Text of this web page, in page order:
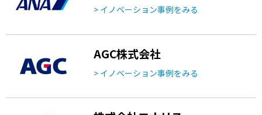
> イノベーション事例をみる
AGC株式会社
> イノベーション事例をみる